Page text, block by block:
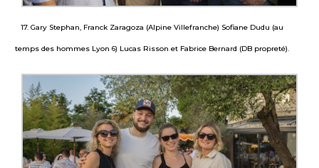
17. Gary Stephan, Franck Zaragoza (Alpine Villefranche) Sofiane Dudu (au
temps des hommes Lyon 6) Lucas Risson et Fabrice Bernard (DB propreté).